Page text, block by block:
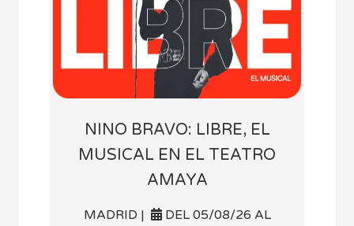
NINO BRAVO: LIBRE, EL
MUSICAL EN EL TEATRO
AMAYA
MADRID |
DEL 05/08/26 AL